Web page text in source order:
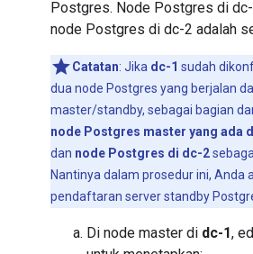
Postgres. Node Postgres di
node Postgres di dc-2 adalah
Catatan: Jika dc-1 sudah
dua node Postgres yang berjalan
master/standby, sebagai bagian
node Postgres master yang ada
dan node Postgres di dc-2
Nantinya dalam prosedur ini, Anda
pendaftaran server standby
Di node master di dc-1,